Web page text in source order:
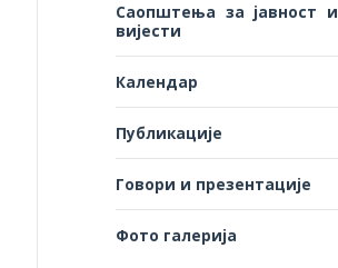
Саопштења за јавност и
вијести
Календар
Публикације
Говори и презентације
Фото галерија